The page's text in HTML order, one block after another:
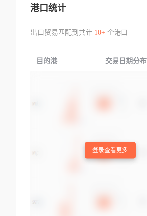
港口统计
出口贸易匹配到共计 10+个港口
目的港 交易日期分布
登录查看更多